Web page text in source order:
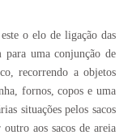
o elo de ligação das
para uma conjunção de
recorrendo a objetos
fornos, copos e uma
situações pelos sacos
aos sacos de areia